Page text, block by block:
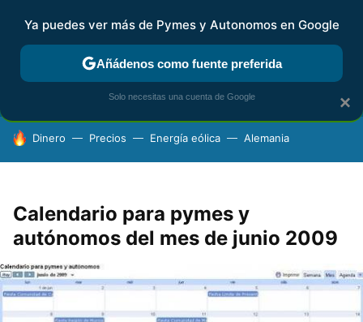
FISCALIDAD Y CONTABILIDAD KIT DIGITAL RENTA
HOY SE HABLA DE
Dinero Precios Energía eólica Alemania
Calendario para pymes y
autónomos del mes de junio 2009
×
Ya puedes ver más de Pymes y Autonomos en Google
Añádenos como fuente preferida
Solo necesitas una cuenta de Google